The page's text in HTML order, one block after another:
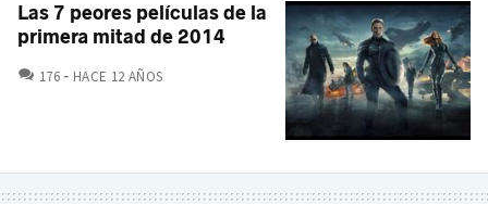
Las 7 peores películas de la
primera mitad de 2014
176COMENTARIOS
HACE 12 AÑOS